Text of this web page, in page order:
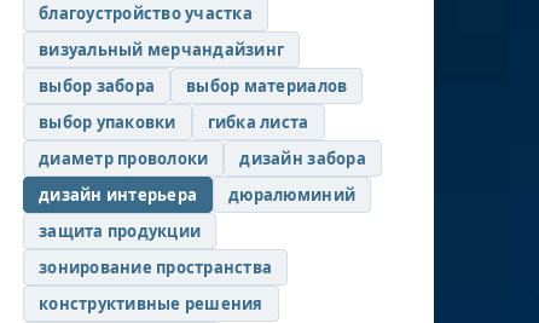
благоустройство участка
визуальный мерчандайзинг
выбор забора
выбор материалов
выбор упаковки
гибка листа
диаметр проволоки
дизайн забора
дизайн интерьера
дюралюминий
защита продукции
зонирование пространства
конструктивные решения